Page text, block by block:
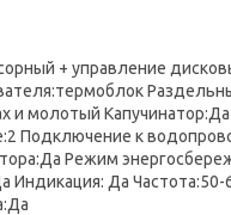
+ управление
и молотый
Подключение к
Режим
Да Частота:50-